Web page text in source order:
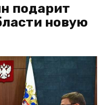
подарит
новую